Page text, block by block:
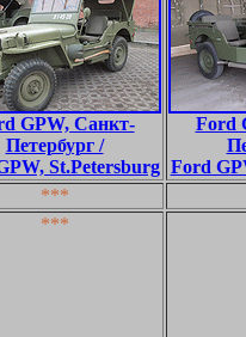
GPW, Санкт-
Петербург /
St.Petersburg
Ford
Ford
***
***